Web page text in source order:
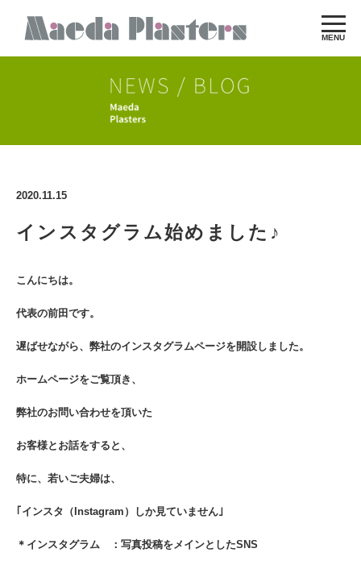
MENU
2020.11.15
インスタグラム始めました♪
こんにちは。
代表の前田です。
遅ばせながら、弊社のインスタグラムページを開設しました。
ホームページをご覧頂き、
弊社のお問い合わせを頂いた
お客様とお話をすると、
特に、若いご夫婦は、
｢インスタ（Instagram）しか見ていません｣
＊インスタグラム ：写真投稿をメインとしたSNS